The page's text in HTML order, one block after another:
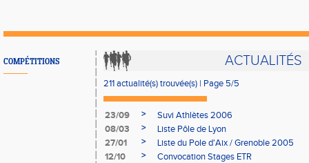
COMPÉTITIONS ACTUALITÉS
211 actualité(s) trouvée(s) | Page 5/5
23/09 >
Suvi Athlètes 2006
08/03
>
Liste Pôle de Lyon
27/01
>
Liste du Pole d'Aix / Grenoble 2005
12/10
>
Convocation Stages ETR